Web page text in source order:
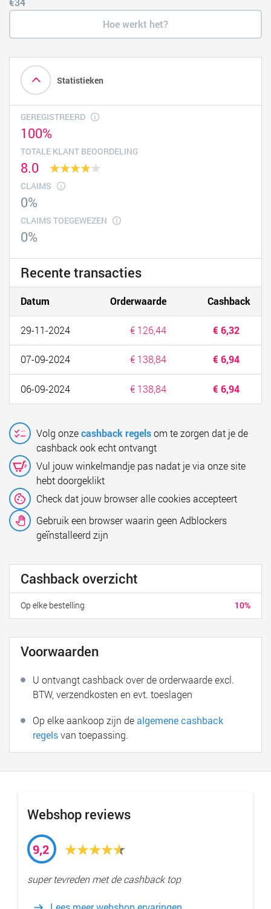
Hoe werkt het?
Statistieken
GEREGISTREERD
100%
TOTALE KLANT BEOORDELING
8.0
CLAIMS
0%
CLAIMS TOEGEWEZEN
0%
Recente transacties
Datum Orderwaarde Cashback
29-11-2024 € 126,44 € 6,32
07-09-2024 € 138,84 € 6,94
06-09-2024 € 138,84 € 6,94
Volg onzecashback regelsom te zorgen dat je de
cashback ook echt ontvangt
Vul jouw winkelmandje pas nadat je via onze site
hebt doorgeklikt
Check dat jouw browser alle cookies accepteert
Gebruik een browser waarin geen Adblockers
geïnstalleerd zijn
Cashback overzicht
10%
Op elke bestelling
Voorwaarden
U ontvangt cashback over de orderwaarde excl.
BTW, verzendkosten en evt. toeslagen
Op elke aankoop zijn dealgemene cashback
regelsvan toepassing.
Webshop reviews
9,2
super tevreden met de cashback top